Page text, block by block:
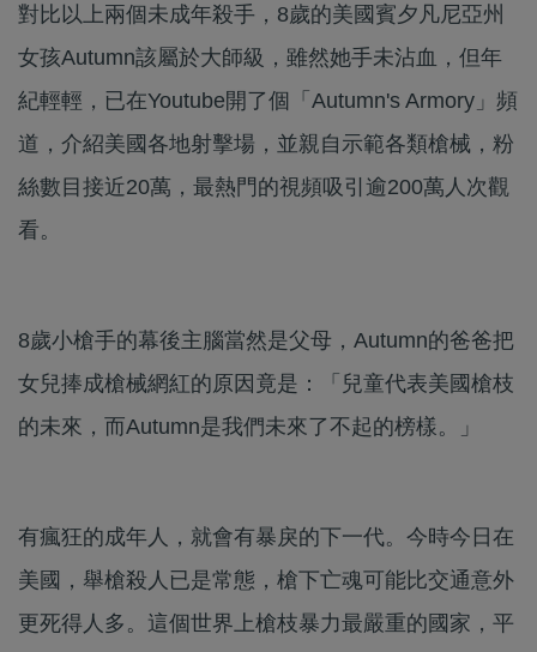
對比以上兩個未成年殺手，8歲的美國賓夕凡尼亞州
女孩Autumn該屬於大師級，雖然她手未沾血，但年
紀輕輕，已在Youtube開了個「Autumn's Armory」頻
道，介紹美國各地射擊場，並親自示範各類槍械，粉
絲數目接近20萬，最熱門的視頻吸引逾200萬人次觀
看。
8歲小槍手的幕後主腦當然是父母，Autumn的爸爸把
女兒捧成槍械網紅的原因竟是：「兒童代表美國槍枝
的未來，而Autumn是我們未來了不起的榜樣。」
有瘋狂的成年人，就會有暴戾的下一代。今時今日在
美國，舉槍殺人已是常態，槍下亡魂可能比交通意外
更死得人多。這個世界上槍枝暴力最嚴重的國家，平